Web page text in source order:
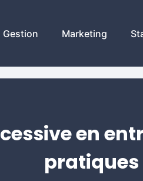
Gestion Marketing
en
pratiques